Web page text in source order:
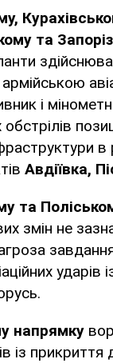
та
і
обстрілів
Авдіївка,
та
змін не
ударів
напрямку
із прикриття